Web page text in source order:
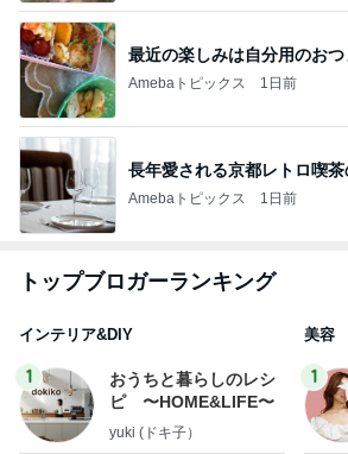
最近の楽しみは自分用のおつ
Amebaトピックス 1日前
長年愛される京都レトロ喫茶
Amebaトピックス 1日前
トップブロガーランキング
インテリア&DIY
1
おうちと暮らしのレシ
ピ 〜HOME&LIFE〜
yuki (ドキ子）
美容
1